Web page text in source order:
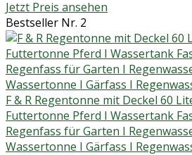
Jetzt Preis ansehen
Bestseller Nr. 2
F & R Regentonne mit Deckel 60
Futtertonne Pferd I Wassertank
Regenfass für Garten I
Wassertonne I Gärfass I